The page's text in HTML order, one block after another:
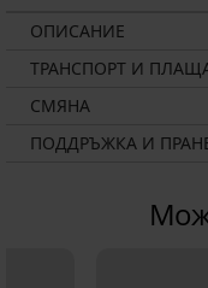
ОПИСАНИЕ
ТРАНСПОРТ И
СМЯНА
ПОДДРЪЖКА И